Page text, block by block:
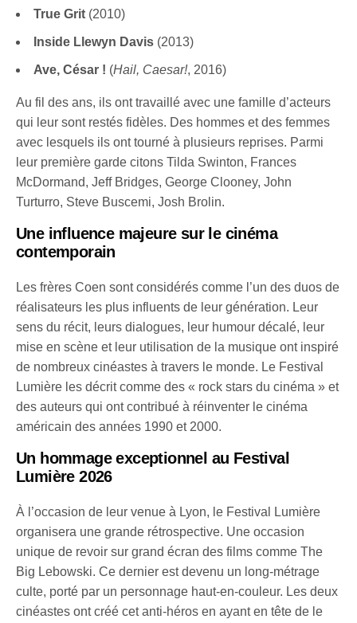
True Grit (2010)
Inside Llewyn Davis (2013)
Ave, César ! (Hail, Caesar!, 2016)
Au fil des ans, ils ont travaillé avec une famille d’acteurs
qui leur sont restés fidèles. Des hommes et des femmes
avec lesquels ils ont tourné à plusieurs reprises. Parmi
leur première garde citons Tilda Swinton, Frances
McDormand, Jeff Bridges, George Clooney, John
Turturro, Steve Buscemi, Josh Brolin.
Une influence majeure sur le cinéma
contemporain
Les frères Coen sont considérés comme l’un des duos de
réalisateurs les plus influents de leur génération. Leur
sens du récit, leurs dialogues, leur humour décalé, leur
mise en scène et leur utilisation de la musique ont inspiré
de nombreux cinéastes à travers le monde. Le Festival
Lumière les décrit comme des « rock stars du cinéma » et
des auteurs qui ont contribué à réinventer le cinéma
américain des années 1990 et 2000.
Un hommage exceptionnel au Festival
Lumière 2026
À l’occasion de leur venue à Lyon, le Festival Lumière
organisera une grande rétrospective. Une occasion
unique de revoir sur grand écran des films comme The
Big Lebowski. Ce dernier est devenu un long-métrage
culte, porté par un personnage haut-en-couleur. Les deux
cinéastes ont créé cet anti-héros en ayant en tête de le